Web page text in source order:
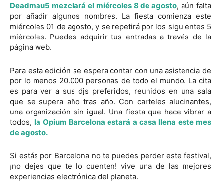
Deadmau5 mezclará el miércoles 8 de agosto, aún falta
por añadir algunos nombres. La fiesta comienza este
miércoles 01 de agosto, y se repetirá por los siguientes 5
miércoles. Puedes adquirir tus entradas a través de la
página web.
Para esta edición se espera contar con una asistencia de
por lo menos 20.000 personas de todo el mundo. La cita
es para ver a sus djs preferidos, reunidos en una sala
que se supera año tras año. Con carteles alucinantes,
una organización sin igual. Una fiesta que hace vibrar a
todos, la Opium Barcelona estará a casa llena este mes
de agosto.
Si estás por Barcelona no te puedes perder este festival,
¡no dejes que te lo cuenten! vive una de las mejores
experiencias electrónica del planeta.